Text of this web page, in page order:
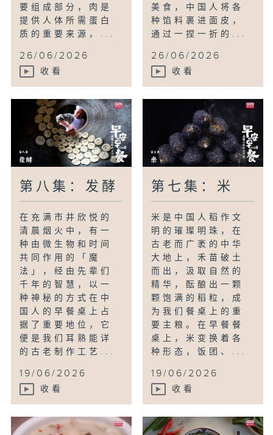
要组成部分，肉是
提供人体所需蛋白
质的重要来源，...
26/06/2026
收看
美食，中国人将各
种馅料裹进面皮，
通过一捏一折的...
26/06/2026
收看
第八集：发酵
在充满市井欣悦的
清晨烟火中，有一
种由微生物和时间
共同作用的「魔
法」，经由先辈们
千年的智慧，以一
种神秘的方式在中
国人的早餐桌上占
据了重要地位，它
便是我们耳熟能详
的古老制作工艺...
19/06/2026
收看
第七集：米
米是中国人稻作文
明的璀璨明珠，在
古老而广袤的中华
大地上，禾苗破土
而出，汲取自然的
精华，酝酿出一颗
颗饱满的稻粒，成
为我们餐桌上的重
要主粮。在早餐餐
桌上，米变换着各
种形态，饭团、...
19/06/2026
收看